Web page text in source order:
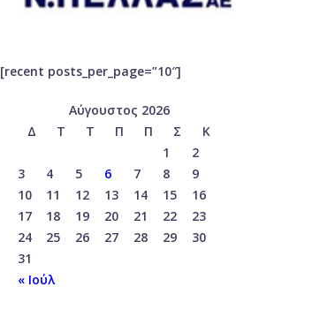
[recent posts_per_page=”10″]
Αύγουστος 2026
Δ
Τ Τ Π Π Σ
Κ
1
2
3
4 5 6 7 8
9
10
11 12 13 14 15
16
17
18 19 20 21 22
23
24
25 26 27 28 29
30
31
« Ιούλ